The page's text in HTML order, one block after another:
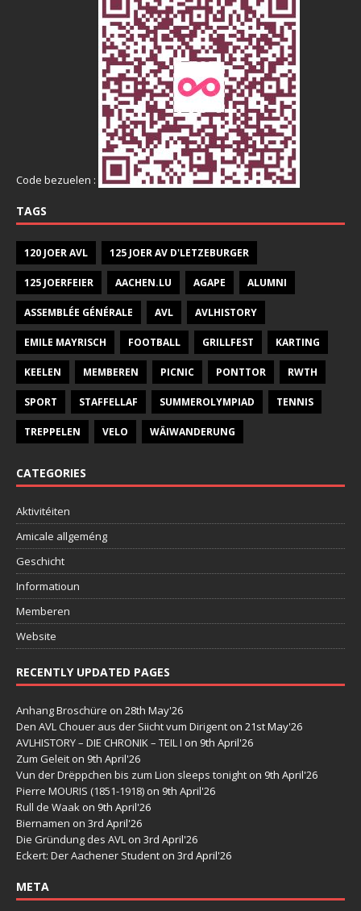
Code bezuelen :
TAGS
120 JOER AVL 125 JOER AV D'LETZEBURGER
125 JOERFEIER AACHEN.LU AGAPE ALUMNI
ASSEMBLÉE GÉNÉRALE AVL AVLHISTORY
EMILE MAYRISCH FOOTBALL GRILLFEST KARTING
KEELEN MEMBEREN PICNIC PONTTOR RWTH
SPORT STAFFELLAF SUMMEROLYMPIAD TENNIS
TREPPELEN VELO WÄIWANDERUNG
CATEGORIES
Aktivitéiten
Amicale allgeméng
Geschicht
Informatioun
Memberen
Website
RECENTLY UPDATED PAGES
Anhang Broschüre on 28th May'26
Den AVL Chouer aus der Siicht vum Dirigent on 21st May'26
AVLHISTORY – DIE CHRONIK – TEIL I on 9th April'26
Zum Geleit on 9th April'26
Vun der Drëppchen bis zum Lion sleeps tonight on 9th April'26
Pierre MOURIS (1851-1918) on 9th April'26
Rull de Waak on 9th April'26
Biernamen on 3rd April'26
Die Gründung des AVL on 3rd April'26
Eckert: Der Aachener Student on 3rd April'26
META